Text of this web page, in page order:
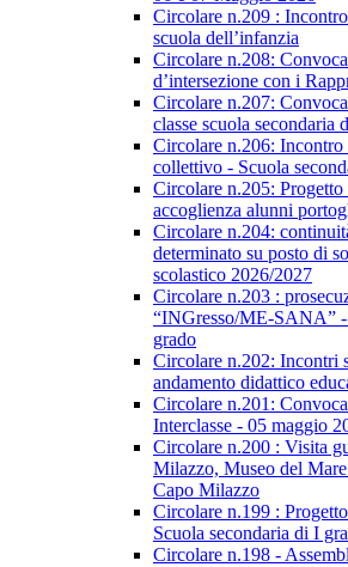
Circolare n.209 :
scuola dell’infanzia
Circolare n.208:
d’intersezione con i
Circolare n.207:
classe scuola secondaria
Circolare n.206: Incontro
collettivo - Scuola
Circolare n.205:
accoglienza alunni
Circolare n.204:
determinato su posto di
scolastico 2026/2027
Circolare n.203 :
“INGresso/ME-SANA”
grado
Circolare n.202: Incontri
andamento didattico
Circolare n.201:
Interclasse - 05 maggio
Circolare n.200 : Visita
Milazzo, Museo del
Capo Milazzo
Circolare n.199 :
Scuola secondaria di I
Circolare n.198 -